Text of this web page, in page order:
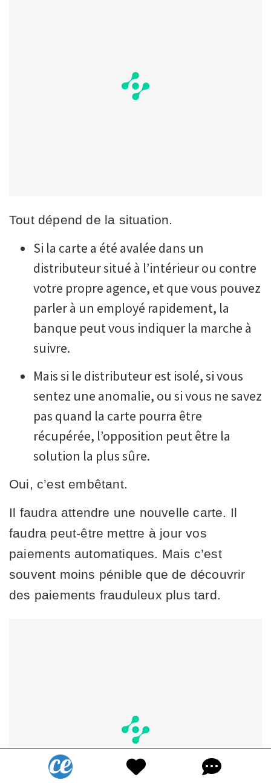
Tout dépend de la situation.
Si la carte a été avalée dans un
distributeur situé à l’intérieur ou contre
votre propre agence, et que vous pouvez
parler à un employé rapidement, la
banque peut vous indiquer la marche à
suivre.
Mais si le distributeur est isolé, si vous
sentez une anomalie, ou si vous ne savez
pas quand la carte pourra être
récupérée, l’opposition peut être la
solution la plus sûre.
Oui, c’est embêtant.
Il faudra attendre une nouvelle carte. Il
faudra peut-être mettre à jour vos
paiements automatiques. Mais c’est
souvent moins pénible que de découvrir
des paiements frauduleux plus tard.